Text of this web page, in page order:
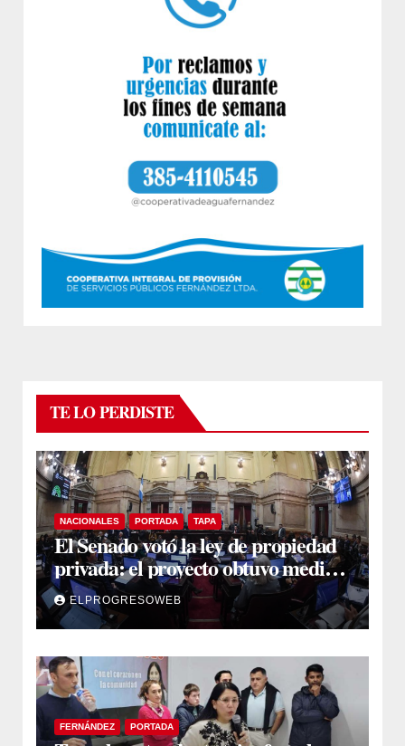
TE LO PERDISTE
NACIONALES PORTADA TAPA
El Senado votó la ley de propiedad
privada: el proyecto obtuvo media
sanción
ELPROGRESOWEB
FERNÁNDEZ PORTADA